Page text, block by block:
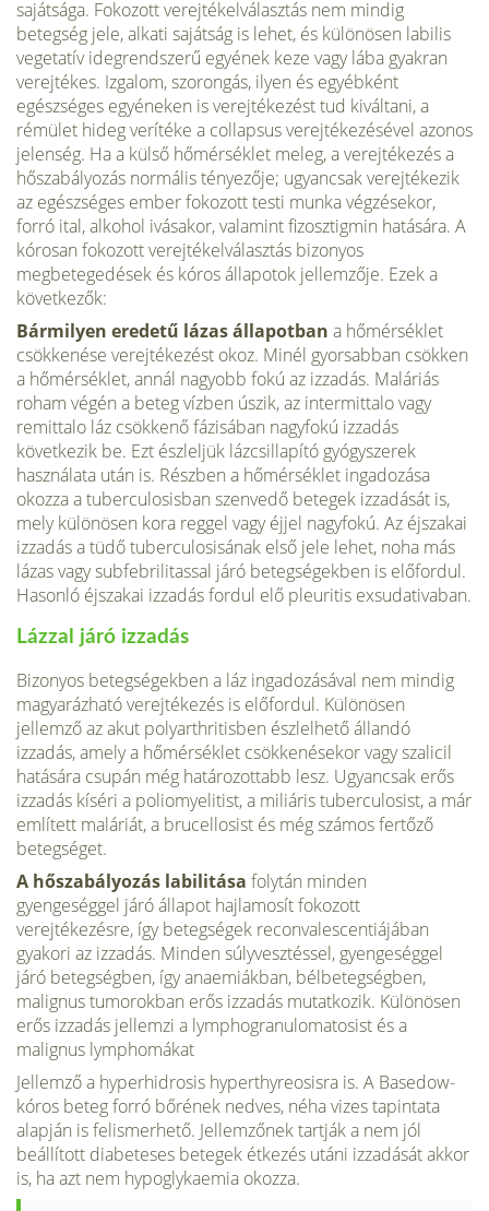
sajátsága. Fokozott verejtékelválasztás nem mindig
betegség jele, alkati sajátság is lehet, és különösen labilis
vegetatív idegrendszerű egyének keze vagy lába gyakran
verejtékes. Izgalom, szorongás, ilyen és egyébként
egészséges egyéneken is verejtékezést tud kiváltani, a
rémület hideg verítéke a collapsus verejtékezésével azonos
jelenség. Ha a külső hőmérséklet meleg, a verejtékezés a
hőszabályozás normális tényezője; ugyancsak verejtékezik
az egészséges ember fokozott testi munka végzésekor,
forró ital, alkohol ivásakor, valamint fizosztigmin hatására. A
kórosan fokozott verejtékelválasztás bizonyos
megbetegedések és kóros állapotok jellemzője. Ezek a
következők:
Bármilyen eredetű lázas állapotban a hőmérséklet
csökkenése verejtékezést okoz. Minél gyorsabban csökken
a hőmérséklet, annál nagyobb fokú az izzadás. Maláriás
roham végén a beteg vízben úszik, az intermittalo vagy
remittalo láz csökkenő fázisában nagyfokú izzadás
következik be. Ezt észleljük lázcsillapító gyógyszerek
használata után is. Részben a hőmérséklet ingadozása
okozza a tuberculosisban szenvedő betegek izzadását is,
mely különösen kora reggel vagy éjjel nagyfokú. Az éjszakai
izzadás a tüdő tuberculosisának első jele lehet, noha más
lázas vagy subfebrilitassal járó betegségekben is előfordul.
Hasonló éjszakai izzadás fordul elő pleuritis exsudativaban.
Lázzal járó izzadás
Bizonyos betegségekben a láz ingadozásával nem mindig
magyarázható verejtékezés is előfordul. Különösen
jellemző az akut polyarthritisben észlelhető állandó
izzadás, amely a hőmérséklet csökkenésekor vagy szalicil
hatására csupán még határozottabb lesz. Ugyancsak erős
izzadás kíséri a poliomyelitist, a miliáris tuberculosist, a már
említett maláriát, a brucellosist és még számos fertőző
betegséget.
A hőszabályozás labilitása folytán minden
gyengeséggel járó állapot hajlamosít fokozott
verejtékezésre, így betegségek reconvalescentiájában
gyakori az izzadás. Minden súlyvesztéssel, gyengeséggel
járó betegségben, így anaemiákban, bélbetegségben,
malignus tumorokban erős izzadás mutatkozik. Különösen
erős izzadás jellemzi a lymphogranulomatosist és a
malignus lymphomákat
Jellemző a hyperhidrosis hyperthyreosisra is. A Basedow-
kóros beteg forró bőrének nedves, néha vizes tapintata
alapján is felismerhető. Jellemzőnek tartják a nem jól
beállított diabeteses betegek étkezés utáni izzadását akkor
is, ha azt nem hypoglykaemia okozza.